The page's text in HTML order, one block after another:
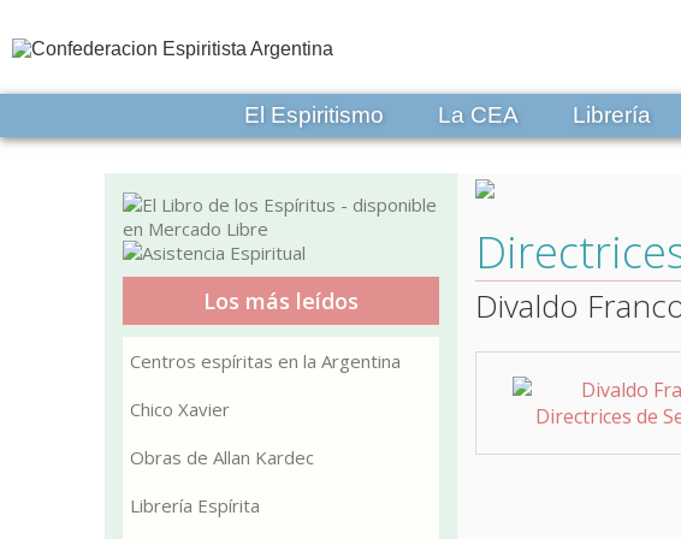
El Espiritismo La CEA Librería
Divaldo
Los más leídos
Centros espíritas en la Argentina
Chico Xavier
Obras de Allan Kardec
Librería Espírita